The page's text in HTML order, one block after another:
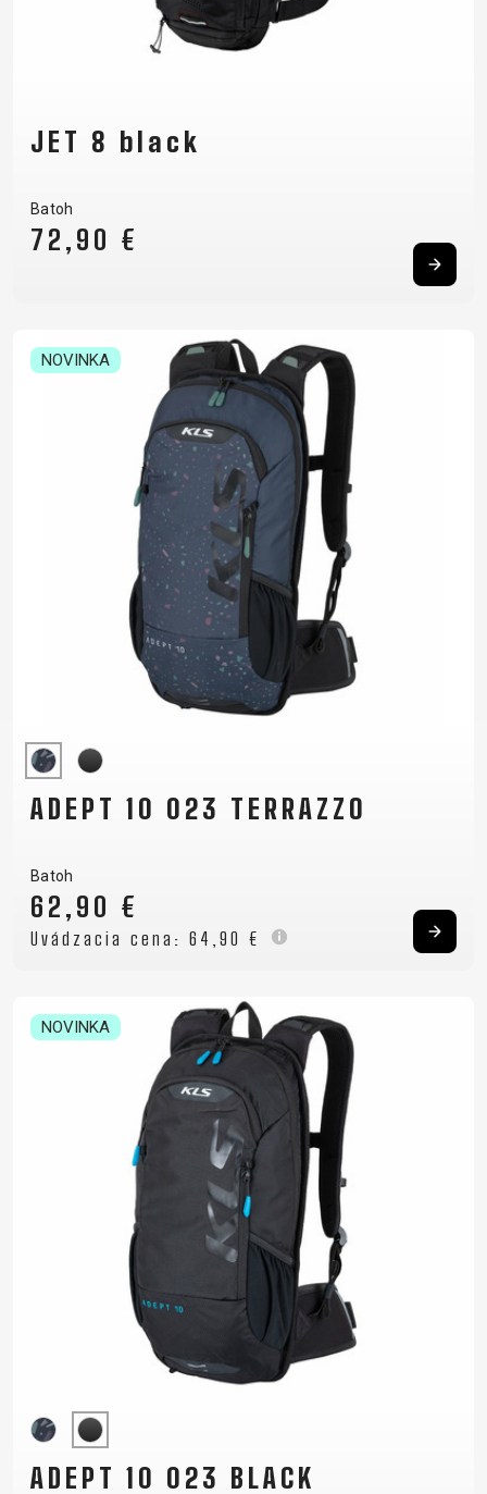
JET 8 black
Batoh
72,90 €
NOVINKA
ADEPT 10 023 TERRAZZO
Batoh
62,90 €
Uvádzacia cena: 64,90 €
NOVINKA
ADEPT 10 023 BLACK